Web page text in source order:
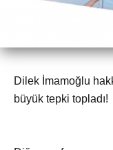
Dilek İmamoğlu
büyük tepki topladı!